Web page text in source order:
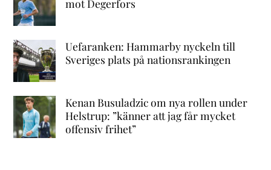
mot Degerfors
Uefaranken: Hammarby nyckeln till
Sveriges plats på nationsrankingen
Kenan Busuladzic om nya rollen under
Helstrup: ”känner att jag får mycket
offensiv frihet”